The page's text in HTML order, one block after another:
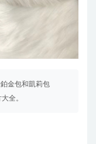
金包和凱莉包
全。